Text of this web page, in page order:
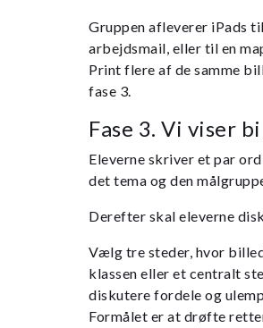
Gruppen afleverer iPads
arbejdsmail, eller til en
Print flere af de samme
fase 3.
Fase 3. Vi viser
Eleverne skriver et par
det tema og den
Derefter skal eleverne
Vælg tre steder, hvor
klassen eller et centralt
diskutere fordele og
Formålet er at drøfte